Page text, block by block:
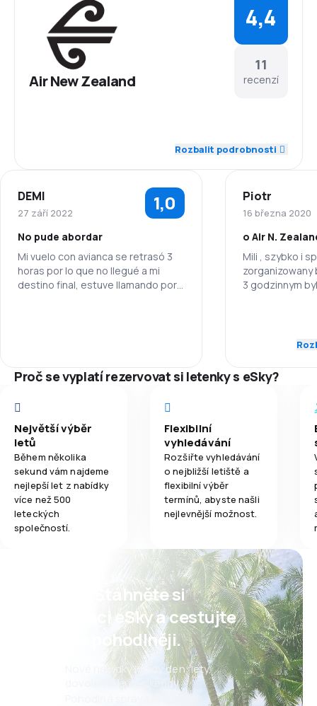
Air New Zealand
11
recenzí
4,4
Síť spojení 4,6
Ceny letenek 4,0
Komfort cestování 4,1
Rozbalit podrobnosti
DEMI
27 září 2022 1,0
No pude abordar
Mi vuelo con avianca se retrasó 3
horas por lo que no llegué a mi
destino final, estuve llamando por
responsable.
Piotr
16 března 2020
o Air N.
Mili , szybko i
3 godzinnym
Dochvilnost
Síť spojení
Komfort
Přeprava
Jídla
Proč se vyplatí rezervovat si letenky s eSky?
Největší výběr
letů
Během několika
sekund vám najdeme
nejlepší let z nabídky
více než 500
leteckých
společností.
Flexibilní
vyhledávání
Rozšiřte vyhledávání
o nejbližší letiště a
flexibilní výběr
termínů, abyste našli
nejlevnější možnost.
Psst! Stáhněte si
aplikaci eSky a cestujte
ještě pohodlněji.
Nové nabídky každý den: lety,
dovolené, eurovíkendy